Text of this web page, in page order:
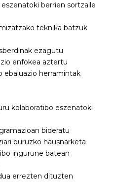
berrien sortzaile
teknika batzuk
ezagutu
enfokea aztertu
ebaluazio herramintak
kolaboratibo eszenatoki
bideratu
buruzko hausnarketa
ingurune batean
errezten dituzten